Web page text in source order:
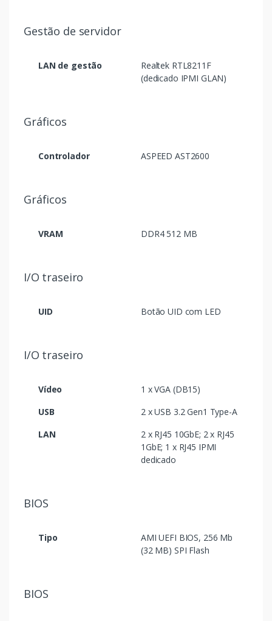
Gestão de servidor
LAN de gestão
Realtek RTL8211F
(dedicado IPMI GLAN)
Gráficos
Controlador ASPEED AST2600
Gráficos
VRAM DDR4 512 MB
I/O traseiro
UID Botão UID com LED
I/O traseiro
Vídeo
1 x VGA (DB15)
USB
2 x USB 3.2 Gen1 Type-A
LAN
2 x RJ45 10GbE; 2 x RJ45
1GbE; 1 x RJ45 IPMI
dedicado
BIOS
Tipo
AMI UEFI BIOS, 256 Mb
(32 MB) SPI Flash
BIOS